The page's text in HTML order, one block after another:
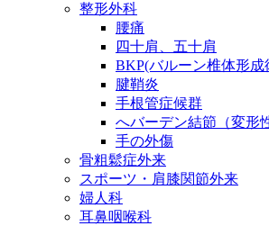
整形外科
腰痛
四十肩、五十肩
BKP(バルーン椎体形成
腱鞘炎
手根管症候群
へバーデン結節（変形
手の外傷
骨粗鬆症外来
スポーツ・肩膝関節外来
婦人科
耳鼻咽喉科